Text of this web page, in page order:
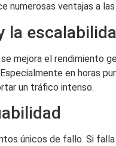
numerosas ventajas a
la
mejora el rendimiento
en horas
un tráfico intenso.
únicos de fallo. Si